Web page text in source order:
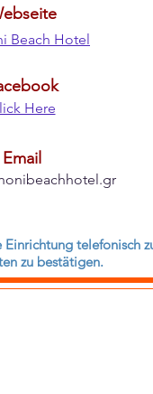
Beach Hotel
Here
Email
telefonisch
zu bestätigen.